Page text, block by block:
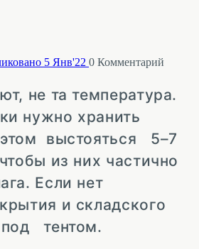
5 Янв'22 0 Комментарий
не та температура.
нужно хранить
выстояться 5–7
из них частично
Если нет
и складского
тентом.